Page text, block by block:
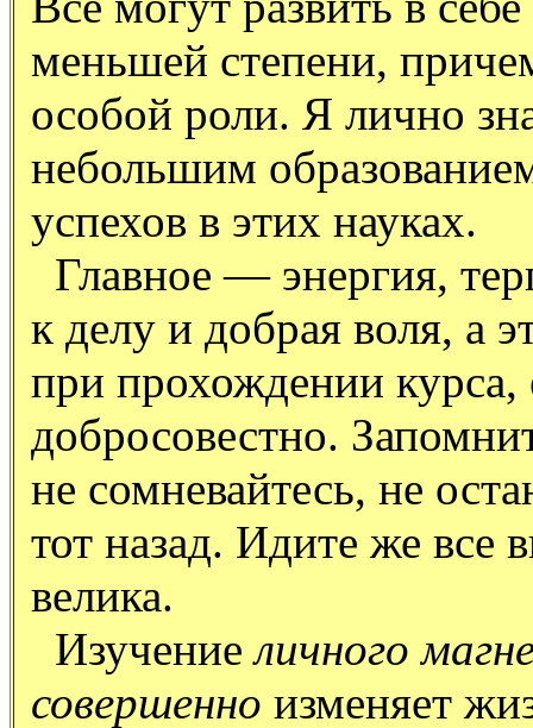
меньшей степени,
особой роли. Я лично
небольшим
успехов в этих науках.
Главное — энергия,
к делу и добрая воля, а
при прохождении курса,
добросовестно.
не сомневайтесь, не
тот назад. Идите же все
велика.
Изучениеличного
совершенно изменяет